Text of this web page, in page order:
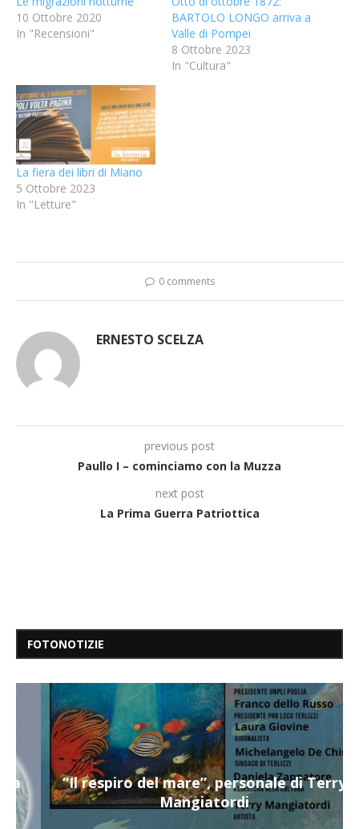
10 Ottobre 2020
In "Recensioni"
BARTOLO LONGO arriva a
Valle di Pompei
8 Ottobre 2023
In "Cultura"
La fiera dei libri di Miano
5 Ottobre 2023
In "Letture"
0 comments
ERNESTO SCELZA
previous post
Paullo I – cominciamo con la Muzza
next post
La Prima Guerra Patriottica
FOTONOTIZIE
“Il respiro del mare”, personale di Terry
Mangiatordi